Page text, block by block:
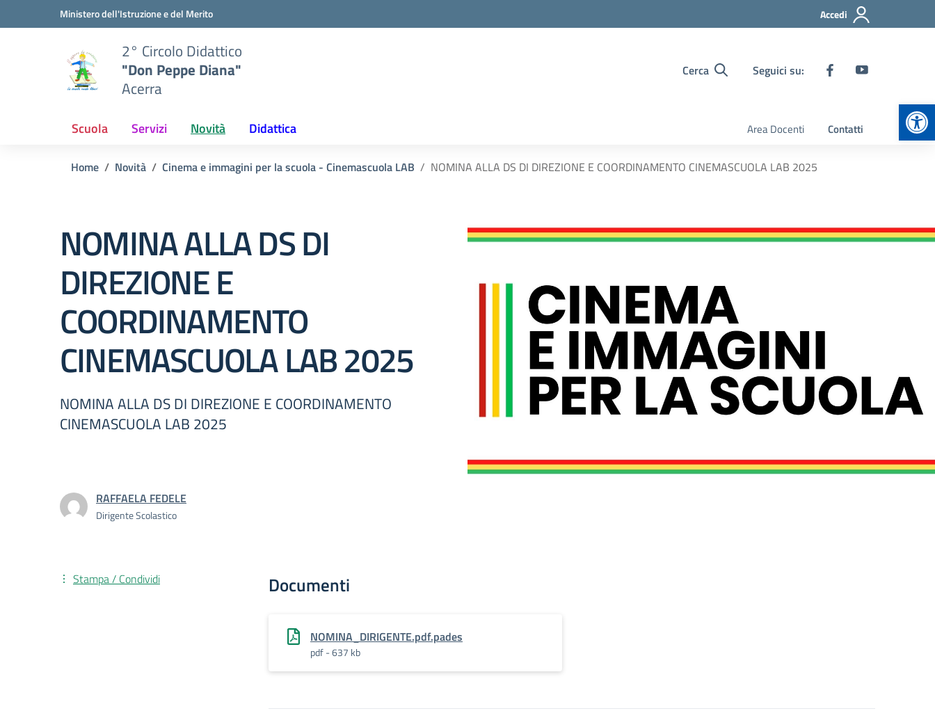
Vai ai contenuti
Vai al menu di navigazioneMinistero dell'Istruzione e del Merito Accedi
2° Circolo Didattico
"Don Peppe Diana"
Acerra
Cerca Seguici su:
Scuola Servizi Novità Didattica Area Docenti Contatti
Home Novità Cinema e immagini per la scuola - Cinemascuola LAB NOMINA ALLA DS DI DIREZIONE E COORDINAMENTO CINEMASCUOLA LAB 2025
NOMINA ALLA DS DI
DIREZIONE E
COORDINAMENTO
CINEMASCUOLA LAB 2025
NOMINA ALLA DS DI DIREZIONE E COORDINAMENTO
CINEMASCUOLA LAB 2025
RAFFAELA FEDELE
Dirigente Scolastico
Documenti
NOMINA_DIRIGENTE.pdf.pades
pdf - 637 kb
Stampa / Condividi